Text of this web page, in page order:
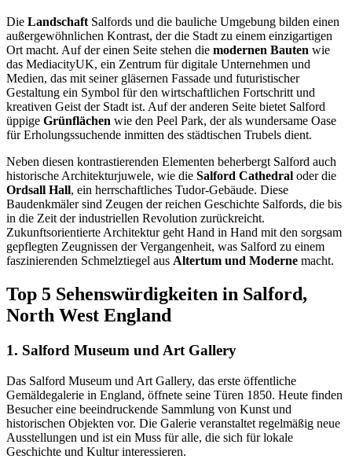
Die Landschaft Salfords und die bauliche Umgebung bilden einen
außergewöhnlichen Kontrast, der die Stadt zu einem einzigartigen
Ort macht. Auf der einen Seite stehen die modernen Bauten wie
das MediacityUK, ein Zentrum für digitale Unternehmen und
Medien, das mit seiner gläsernen Fassade und futuristischer
Gestaltung ein Symbol für den wirtschaftlichen Fortschritt und
kreativen Geist der Stadt ist. Auf der anderen Seite bietet Salford
üppige Grünflächen wie den Peel Park, der als wundersame Oase
für Erholungssuchende inmitten des städtischen Trubels dient.
Neben diesen kontrastierenden Elementen beherbergt Salford auch
historische Architekturjuwele, wie die Salford Cathedral oder die
Ordsall Hall, ein herrschaftliches Tudor-Gebäude. Diese
Baudenkmäler sind Zeugen der reichen Geschichte Salfords, die bis
in die Zeit der industriellen Revolution zurückreicht.
Zukunftsorientierte Architektur geht Hand in Hand mit den sorgsam
gepflegten Zeugnissen der Vergangenheit, was Salford zu einem
faszinierenden Schmelztiegel aus Altertum und Moderne macht.
Top 5 Sehenswürdigkeiten in Salford,
North West England
1. Salford Museum und Art Gallery
Das Salford Museum und Art Gallery, das erste öffentliche
Gemäldegalerie in England, öffnete seine Türen 1850. Heute finden
Besucher eine beeindruckende Sammlung von Kunst und
historischen Objekten vor. Die Galerie veranstaltet regelmäßig neue
Ausstellungen und ist ein Muss für alle, die sich für lokale
Geschichte und Kultur interessieren.